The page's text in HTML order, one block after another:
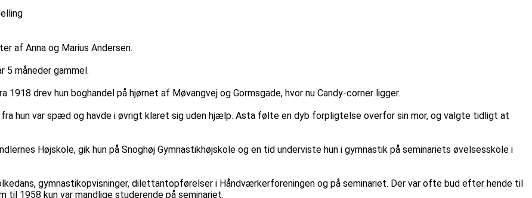
af Anna og Marius Andersen.
5 måneder gammel.
drev hun boghandel på hjørnet af Møvangvej og Gormsgade, hvor nu Candy-corner ligger.
hun var spæd og havde i øvrigt klaret sig uden hjælp. Asta følte en dyb forpligtelse overfor sin mor, og valgte tidligt at
Højskole, gik hun på Snoghøj Gymnastikhøjskole og en tid underviste hun i gymnastik på seminariets øvelsesskole i
gymnastikopvisninger, dilettantopførelser i Håndværkerforeningen og på seminariet. Der var ofte bud efter hende til
1958 kun var mandlige studerende på seminariet.